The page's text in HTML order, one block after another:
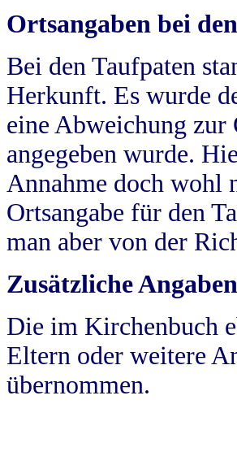
Ortsangaben bei
Bei den Taufpaten
Herkunft. Es wurde
eine Abweichung zur
angegeben wurde.
Annahme doch wohl
Ortsangabe für den
man aber von der
Zusätzliche
Die im Kirchenbuch
Eltern oder weitere
übernommen.